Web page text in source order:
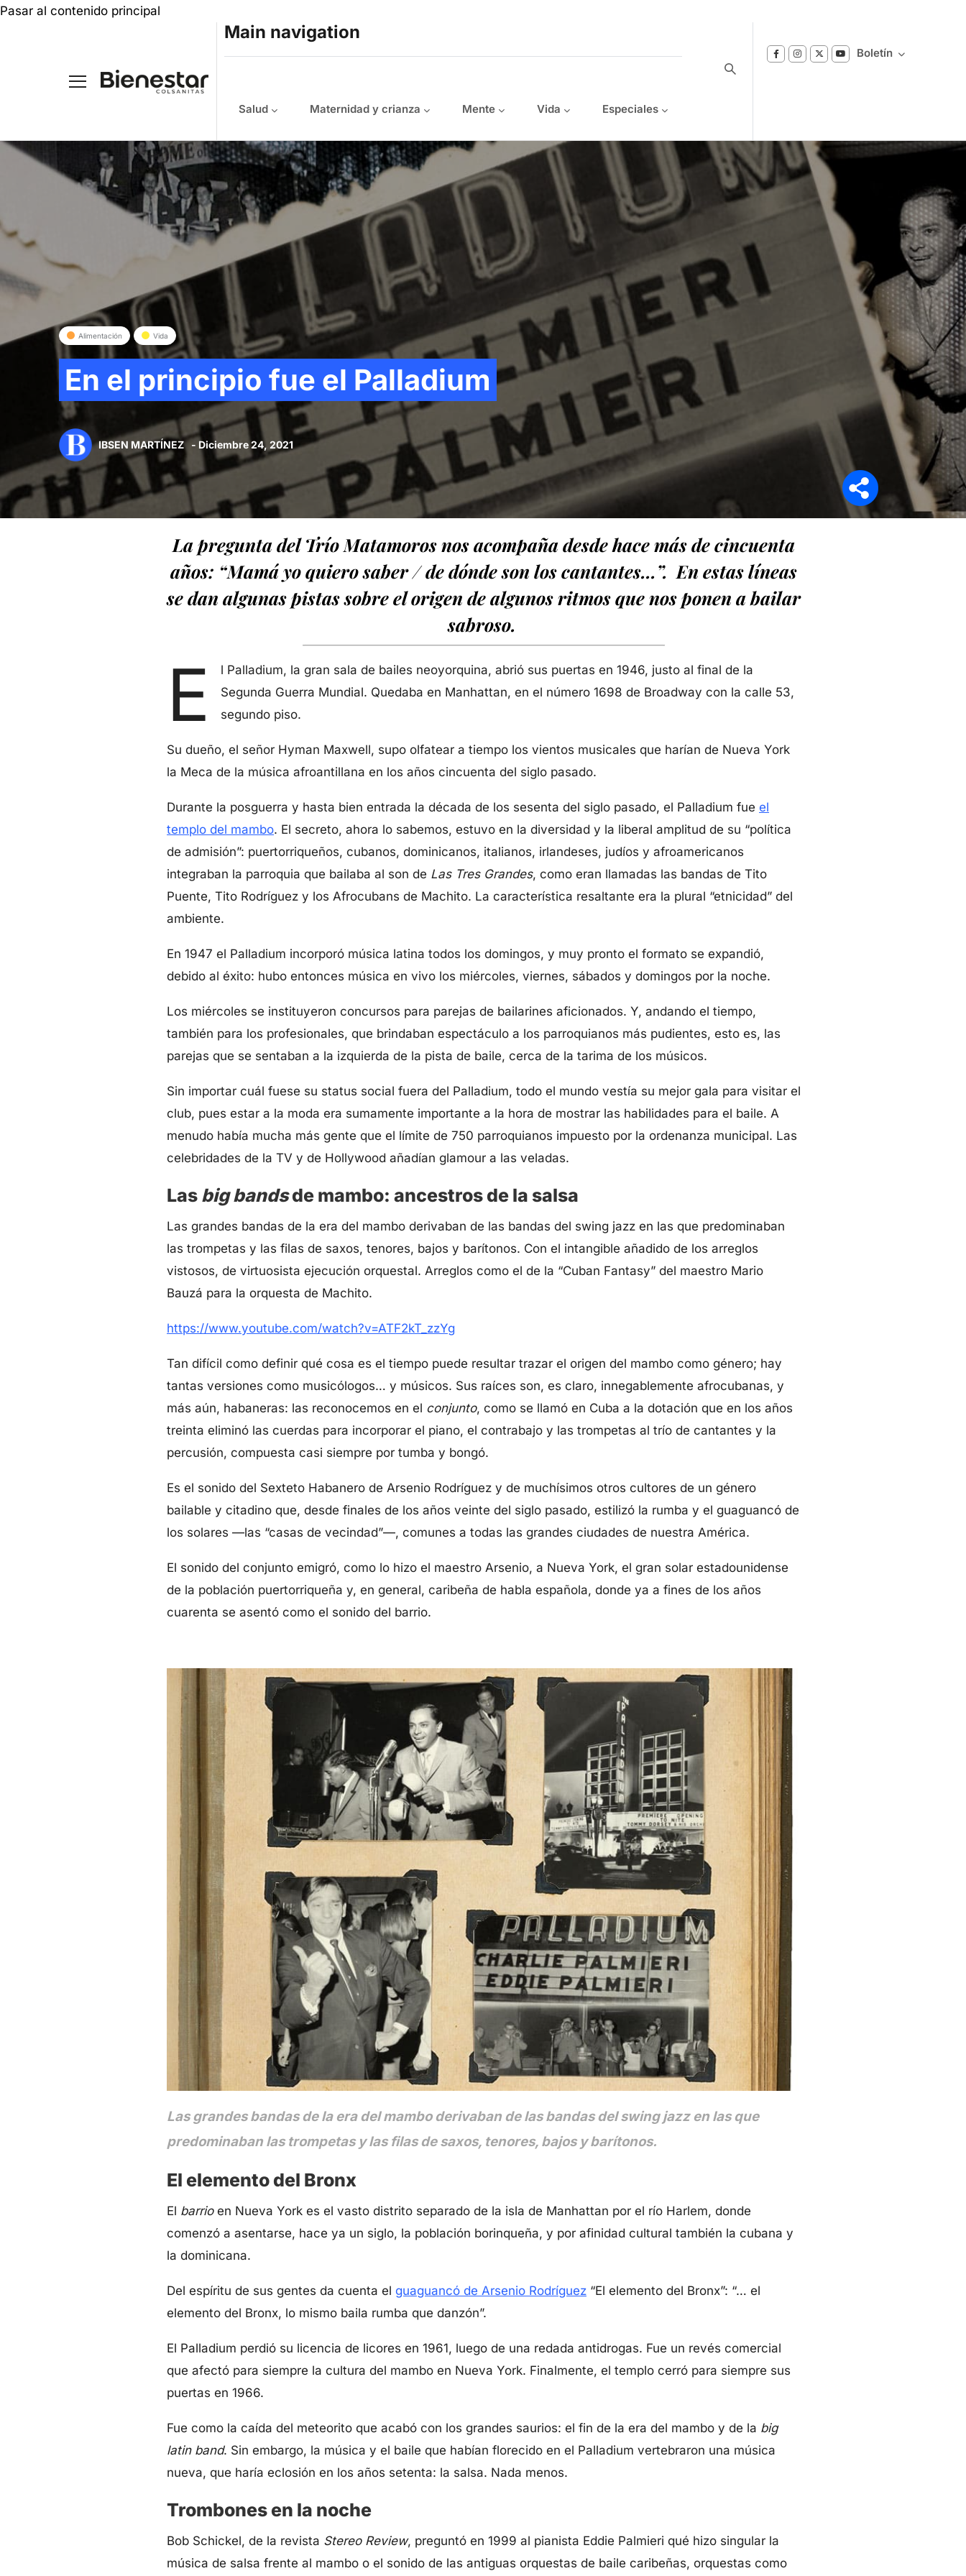
Pasar al contenido principal
Main navigation
Salud Maternidad y crianza Mente Vida Especiales
Boletín
Suscríbase a nuestro boletín
Reciba notificaciones sobre los temas de
Bienestar que le interesan.
Síganos en
Alimentación Vida
En el principio fue el Palladium
IBSEN MARTÍNEZ - Diciembre 24, 2021
La pregunta del Trío Matamoros nos acompaña desde hace más de cincuenta
años: “Mamá yo quiero saber / de dónde son los cantantes…”. En estas líneas
se dan algunas pistas sobre el origen de algunos ritmos que nos ponen a bailar
sabroso.
E
l Palladium, la gran sala de bailes neoyorquina, abrió sus puertas en 1946, justo al final de la
Segunda Guerra Mundial. Quedaba en Manhattan, en el número 1698 de Broadway con la calle 53,
segundo piso.
Su dueño, el señor Hyman Maxwell, supo olfatear a tiempo los vientos musicales que harían de Nueva York
la Meca de la música afroantillana en los años cincuenta del siglo pasado.
Durante la posguerra y hasta bien entrada la década de los sesenta del siglo pasado, el Palladium fue el
templo del mambo. El secreto, ahora lo sabemos, estuvo en la diversidad y la liberal amplitud de su “política
de admisión”: puertorriqueños, cubanos, dominicanos, italianos, irlandeses, judíos y afroamericanos
integraban la parroquia que bailaba al son de Las Tres Grandes, como eran llamadas las bandas de Tito
Puente, Tito Rodríguez y los Afrocubans de Machito. La característica resaltante era la plural “etnicidad” del
ambiente.
En 1947 el Palladium incorporó música latina todos los domingos, y muy pronto el formato se expandió,
debido al éxito: hubo entonces música en vivo los miércoles, viernes, sábados y domingos por la noche.
Los miércoles se instituyeron concursos para parejas de bailarines aficionados. Y, andando el tiempo,
también para los profesionales, que brindaban espectáculo a los parroquianos más pudientes, esto es, las
parejas que se sentaban a la izquierda de la pista de baile, cerca de la tarima de los músicos.
Sin importar cuál fuese su status social fuera del Palladium, todo el mundo vestía su mejor gala para visitar el
club, pues estar a la moda era sumamente importante a la hora de mostrar las habilidades para el baile. A
menudo había mucha más gente que el límite de 750 parroquianos impuesto por la ordenanza municipal. Las
celebridades de la TV y de Hollywood añadían glamour a las veladas.
Las big bandsde mambo: ancestros de la salsa
Las grandes bandas de la era del mambo derivaban de las bandas del swing jazz en las que predominaban
las trompetas y las filas de saxos, tenores, bajos y barítonos. Con el intangible añadido de los arreglos
vistosos, de virtuosista ejecución orquestal. Arreglos como el de la “Cuban Fantasy” del maestro Mario
Bauzá para la orquesta de Machito.
https://www.youtube.com/watch?v=ATF2kT_zzYg
Tan difícil como definir qué cosa es el tiempo puede resultar trazar el origen del mambo como género; hay
tantas versiones como musicólogos… y músicos. Sus raíces son, es claro, innegablemente afrocubanas, y
más aún, habaneras: las reconocemos en el conjunto, como se llamó en Cuba a la dotación que en los años
treinta eliminó las cuerdas para incorporar el piano, el contrabajo y las trompetas al trío de cantantes y la
percusión, compuesta casi siempre por tumba y bongó.
Es el sonido del Sexteto Habanero de Arsenio Rodríguez y de muchísimos otros cultores de un género
bailable y citadino que, desde finales de los años veinte del siglo pasado, estilizó la rumba y el guaguancó de
los solares —las “casas de vecindad”—, comunes a todas las grandes ciudades de nuestra América.
El sonido del conjunto emigró, como lo hizo el maestro Arsenio, a Nueva York, el gran solar estadounidense
de la población puertorriqueña y, en general, caribeña de habla española, donde ya a fines de los años
cuarenta se asentó como el sonido del barrio.
Las grandes bandas de la era del mambo derivaban de las bandas del swing jazz en las que
predominaban las trompetas y las filas de saxos, tenores, bajos y barítonos.
El elemento del Bronx
El barrioen Nueva York es el vasto distrito separado de la isla de Manhattan por el río Harlem, donde
comenzó a asentarse, hace ya un siglo, la población borinqueña, y por afinidad cultural también la cubana y
la dominicana.
Del espíritu de sus gentes da cuenta el guaguancó de Arsenio Rodríguez “El elemento del Bronx”: “… el
elemento del Bronx, lo mismo baila rumba que danzón”.
El Palladium perdió su licencia de licores en 1961, luego de una redada antidrogas. Fue un revés comercial
que afectó para siempre la cultura del mambo en Nueva York. Finalmente, el templo cerró para siempre sus
puertas en 1966.
Fue como la caída del meteorito que acabó con los grandes saurios: el fin de la era del mambo y de la big
latin band. Sin embargo, la música y el baile que habían florecido en el Palladium vertebraron una música
nueva, que haría eclosión en los años setenta: la salsa. Nada menos.
Trombones en la noche
Bob Schickel, de la revista Stereo Review, preguntó en 1999 al pianista Eddie Palmieri qué hizo singular la
música de salsa frente al mambo o el sonido de las antiguas orquestas de baile caribeñas, orquestas como